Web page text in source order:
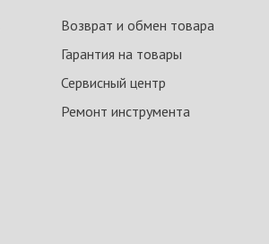
Возврат и обмен товара
Гарантия на товары
Сервисный центр
Ремонт инструмента